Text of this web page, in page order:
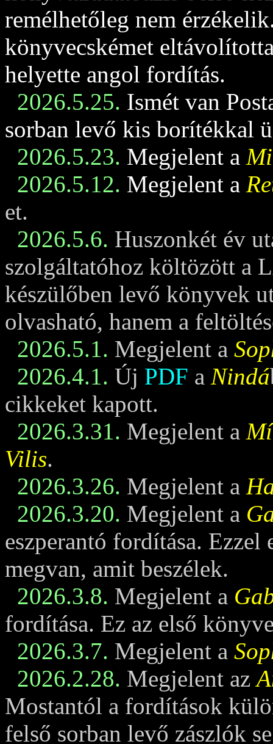
remélhetőleg nem
könyvecskémet
helyette angol fordítás.
2026.5.25. Ismét van
sorban levő kis borítékkal
2026.5.23. Megjelent a
2026.5.12. Megjelent a
et.
2026.5.6. Huszonkét év
szolgáltatóhoz költözött a
készülőben levő könyvek
olvasható, hanem a
2026.5.1. Megjelent a
2026.4.1. Új PDF a Nindá
cikkeket kapott.
2026.3.31. Megjelent a
Vilis.
2026.3.26. Megjelent a
2026.3.20. Megjelent a
eszperantó fordítása. Ezzel
megvan, amit beszélek.
2026.3.8. Megjelent a
fordítása. Ez az első
2026.3.7. Megjelent a
2026.2.28. Megjelent az
Mostantól a fordítások
felső sorban levő zászlók